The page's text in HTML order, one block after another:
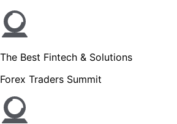
The Best Fintech & Solutions
Forex Traders Summit